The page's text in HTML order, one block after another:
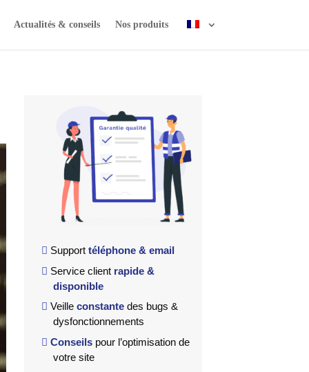
Actualités & conseils Nos produits
Support téléphone & email
Service client rapide &
disponible
Veille constante des bugs &
dysfonctionnements
Conseils pour l’optimisation de
votre site